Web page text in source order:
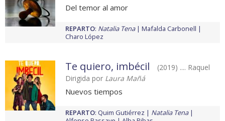
Del temor al amor
REPARTO: Natalia Tena
Mafalda Carbonell
Charo López
Te quiero, imbécil
(2019) .... Raquel
Dirigida por Laura Mañá
Nuevos tiempos
REPARTO: Quim Gutiérrez
Natalia Tena